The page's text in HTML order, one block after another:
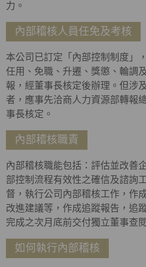
力。
內部稽核人員任免及考核
本公司已訂定「內部控制制度」
任用、免職、升遷、獎懲、輪調
報，經董事長核定後辦理。但涉
者，應事先洽商人力資源部轉報
事長核定。
內部稽核職責
內部稽核職能包括：評估並改善
部控制流程有效性之確信及諮詢
督，執行公司內部稽核工作，作
改進建議等，作成追蹤報告，追
完成之次月底前交付獨立董事查
如何執行內部稽核